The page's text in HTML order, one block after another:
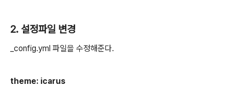
2. 설정파일 변경
_config.yml 파일을 수정해준다.
theme: icarus